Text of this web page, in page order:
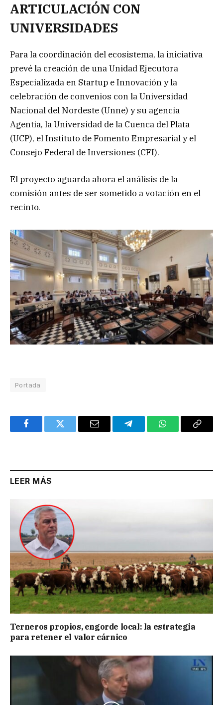
ARTICULACIÓN CON
UNIVERSIDADES
Para la coordinación del ecosistema, la iniciativa
prevé la creación de una Unidad Ejecutora
Especializada en Startup e Innovación y la
celebración de convenios con la Universidad
Nacional del Nordeste (Unne) y su agencia
Agentia, la Universidad de la Cuenca del Plata
(UCP), el Instituto de Fomento Empresarial y el
Consejo Federal de Inversiones (CFI).
El proyecto aguarda ahora el análisis de la
comisión antes de ser sometido a votación en el
recinto.
Portada
FacebookTwitter Email TelegramWhatsAppCopy
LEER MÁS
Terneros propios, engorde local: la estrategia
para retener el valor cárnico